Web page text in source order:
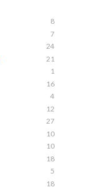
8
7
24
21
1
16
4
12
27
10
10
18
5
18